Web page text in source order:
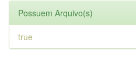
Possuem Arquivo(s)
true